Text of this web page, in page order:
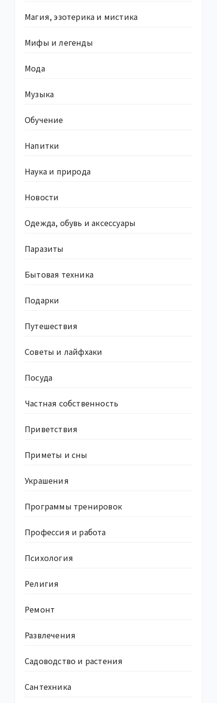
Магия, эзотерика и мистика
Мифы и легенды
Мода
Музыка
Обучение
Напитки
Наука и природа
Новости
Одежда, обувь и аксессуары
Паразиты
Бытовая техника
Подарки
Путешествия
Советы и лайфхаки
Посуда
Частная собственность
Приветствия
Приметы и сны
Украшения
Программы тренировок
Профессия и работа
Психология
Религия
Ремонт
Развлечения
Садоводство и растения
Сантехника